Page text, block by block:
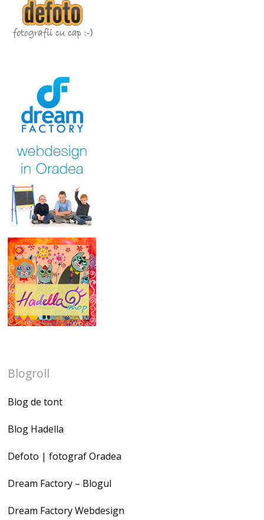
Blogroll
Blog de tont
Blog Hadella
Defoto | fotograf Oradea
Dream Factory – Blogul
Dream Factory Webdesign